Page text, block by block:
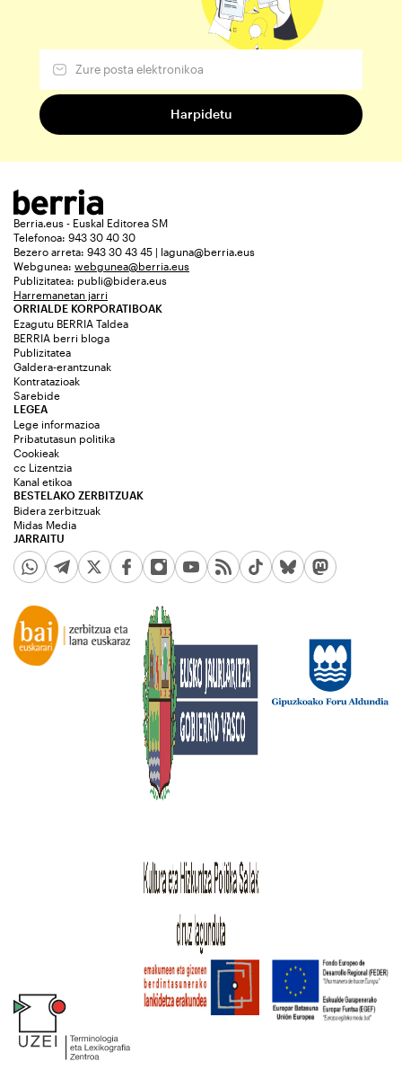
Berria.eus - Euskal Editorea SM
Telefonoa: 943 30 40 30
Bezero arreta: 943 30 43 45 | laguna@berria.eus
Webgunea: webgunea@berria.eus
Publizitatea: publi@bidera.eus
Harremanetan jarri
ORRIALDE KORPORATIBOAK
Ezagutu BERRIA Taldea
BERRIA berri bloga
Publizitatea
Galdera-erantzunak
Kontratazioak
Sarebide
JARRAITU
LEGEA
Lege informazioa
Pribatutasun politika
Cookieak
cc Lizentzia
Kanal etikoa
BESTELAKO ZERBITZUAK
Bidera zerbitzuak
Midas Media